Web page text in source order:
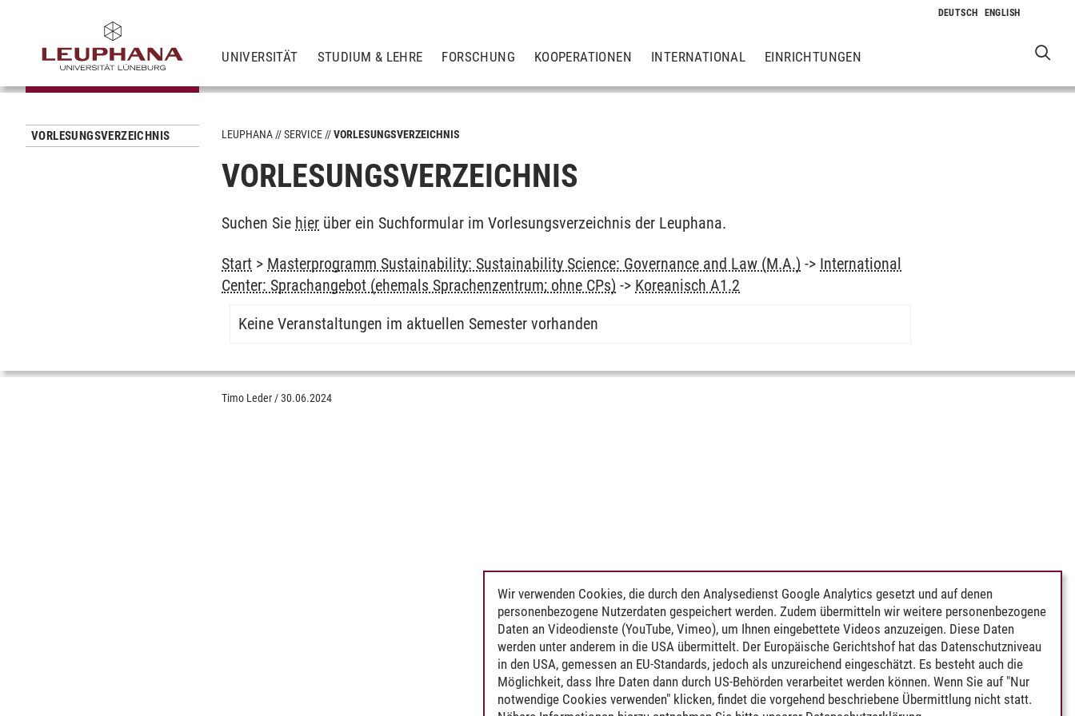
UNIVERSITÄT STUDIUM & LEHRE FORSCHUNG KOOPERATIONEN INTERNATIONAL EINRICHTUNGEN
VORLESUNGSVERZEICHNIS LEUPHANA SERVICE VORLESUNGSVERZEICHNIS
VORLESUNGSVERZEICHNIS
Suchen Sie hier über ein Suchformular im Vorlesungsverzeichnis der Leuphana.
Start > Masterprogramm Sustainability: Sustainability Science: Governance and Law (M.A.) -> International
Center: Sprachangebot (ehemals Sprachenzentrum; ohne CPs) -> Koreanisch A1.2
Keine Veranstaltungen im aktuellen Semester vorhanden
Timo Leder /30.06.2024
Wir verwenden Cookies, die durch den Analysedienst Google Analytics gesetzt und auf denen
personenbezogene Nutzerdaten gespeichert werden. Zudem übermitteln wir weitere personenbezogene
Daten an Videodienste (YouTube, Vimeo), um Ihnen eingebettete Videos anzuzeigen. Diese Daten
werden unter anderem in die USA übermittelt. Der Europäische Gerichtshof hat das Datenschutzniveau
in den USA, gemessen an EU-Standards, jedoch als unzureichend eingeschätzt. Es besteht auch die
Möglichkeit, dass Ihre Daten dann durch US-Behörden verarbeitet werden können. Wenn Sie auf "Nur
notwendige Cookies verwenden" klicken, findet die vorgehend beschriebene Übermittlung nicht statt.